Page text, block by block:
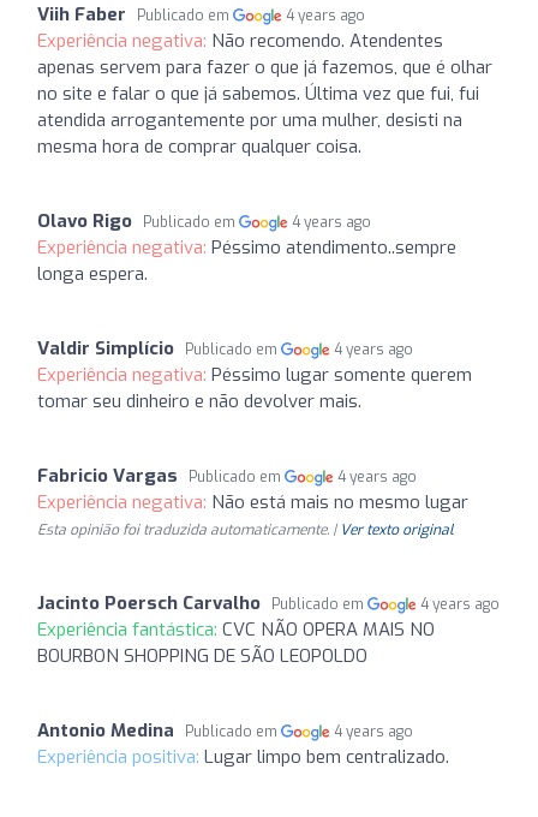
Viih Faber Publicado em 4 years ago
Experiência negativa: Não recomendo. Atendentes
apenas servem para fazer o que já fazemos, que é olhar
no site e falar o que já sabemos. Última vez que fui, fui
atendida arrogantemente por uma mulher, desisti na
mesma hora de comprar qualquer coisa.
Olavo Rigo Publicado em 4 years ago
Experiência negativa: Péssimo atendimento..sempre
longa espera.
Valdir Simplício Publicado em 4 years ago
Experiência negativa: Péssimo lugar somente querem
tomar seu dinheiro e não devolver mais.
Fabricio Vargas Publicado em 4 years ago
Experiência negativa: Não está mais no mesmo lugar
Esta opinião foi traduzida automaticamente. | Ver texto original
Jacinto Poersch Carvalho Publicado em 4 years ago
Experiência fantástica: CVC NÃO OPERA MAIS NO
BOURBON SHOPPING DE SÃO LEOPOLDO
Antonio Medina Publicado em 4 years ago
Experiência positiva: Lugar limpo bem centralizado.